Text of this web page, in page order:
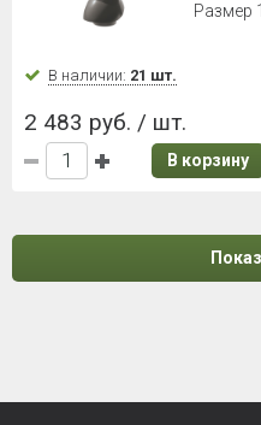
Размер
В наличии: 21 шт.
2 483 руб. / шт.
В корзину